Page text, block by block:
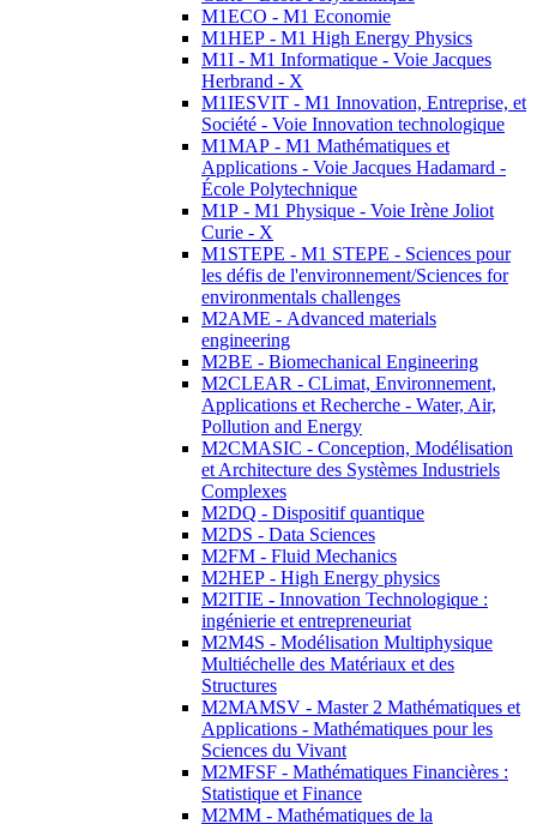
M1ECO - M1 Economie
M1HEP - M1 High Energy Physics
M1I - M1 Informatique - Voie Jacques
Herbrand - X
M1IESVIT - M1 Innovation, Entreprise, et
Société - Voie Innovation technologique
M1MAP - M1 Mathématiques et
Applications - Voie Jacques Hadamard -
École Polytechnique
M1P - M1 Physique - Voie Irène Joliot
Curie - X
M1STEPE - M1 STEPE - Sciences pour
les défis de l'environnement/Sciences for
environmentals challenges
M2AME - Advanced materials
engineering
M2BE - Biomechanical Engineering
M2CLEAR - CLimat, Environnement,
Applications et Recherche - Water, Air,
Pollution and Energy
M2CMASIC - Conception, Modélisation
et Architecture des Systèmes Industriels
Complexes
M2DQ - Dispositif quantique
M2DS - Data Sciences
M2FM - Fluid Mechanics
M2HEP - High Energy physics
M2ITIE - Innovation Technologique :
ingénierie et entrepreneuriat
M2M4S - Modélisation Multiphysique
Multiéchelle des Matériaux et des
Structures
M2MAMSV - Master 2 Mathématiques et
Applications - Mathématiques pour les
Sciences du Vivant
M2MFSF - Mathématiques Financières :
Statistique et Finance
M2MM - Mathématiques de la